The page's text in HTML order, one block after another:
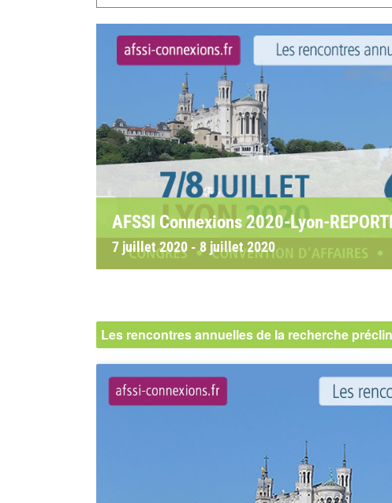
AFSSI Connexions 2020-Lyon-
7 juillet 2020 -8 juillet 2020
Les rencontres annuelles de la recherche